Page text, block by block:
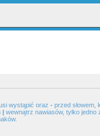
wystąpić oraz - przed słowem,
| wewnątrz nawiasów, tylko jedno